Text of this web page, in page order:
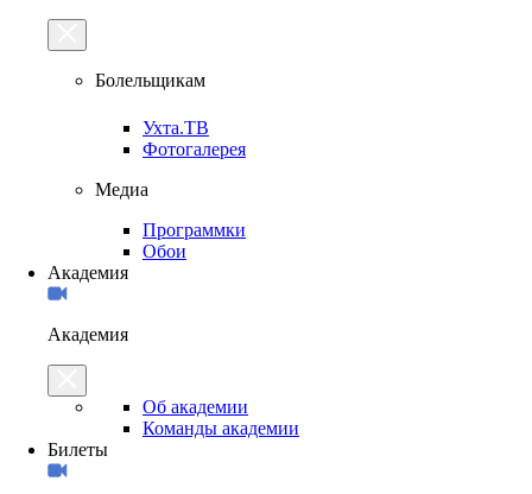
Болельщикам
Ухта.ТВ
Фотогалерея
Медиа
Программки
Обои
Академия
Академия
Об академии
Команды академии
Билеты